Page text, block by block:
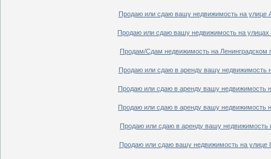
Продаю или сдаю вашу недвижимость на улице
Продаю или сдаю вашу недвижимость на
Продам/Сдам недвижимость на Ленинградском
Продаю или сдаю в аренду вашу недвижимость
Продаю или сдаю в аренду вашу недвижимость
Продаю или сдаю в аренду вашу недвижимость
Продаю или сдаю в аренду вашу недвижимость
Продаю или сдаю вашу недвижимость на улице